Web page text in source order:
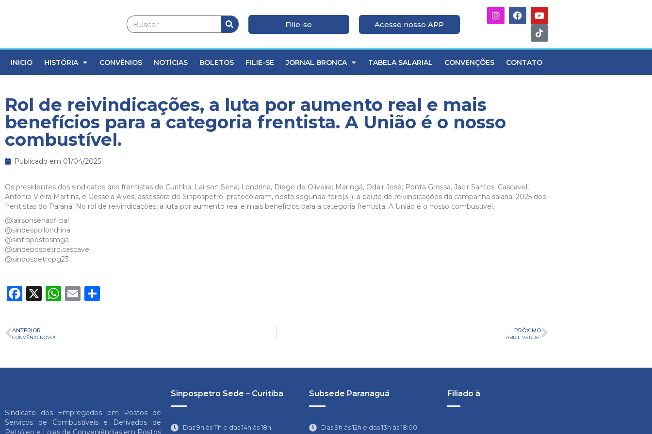
Filie-se Acesse nosso APP
INICIO HISTÓRIA CONVÊNIOS NOTÍCIAS BOLETOS FILIE-SE JORNAL BRONCA TABELA SALARIAL CONVENÇÕES CONTATO
Rol de reivindicações, a luta por aumento real e mais
benefícios para a categoria frentista. A União é o nosso
combustível.
Publicado em 01/04/2025
Os presidentes dos sindicatos dos frentistas de Curitiba, Lairson Sena; Londrina, Diego de Oliveira; Maringá, Odair José; Ponta Grossa, Jacir Santos; Cascavel,
Antonio Vieira Martins, e Gesseia Alves, assessora do Sinpospetro, protocolaram, nesta segunda-feira(31), a pauta de reivindicações da campanha salarial 2025 dos
frentistas do Paraná. No rol de reivindicações, a luta por aumento real e mais benefícios para a categoria frentista. A União é o nosso combustível.
@lairsonsenaoficial
@sindespollondrina
@sintrapostosmga
@sindepospetro.cascavel
@sinpospetropg23
Facebook
X WhatsApp
Email
ANTERIOR
CONVÊNIO NOVO!
PRÓXIMO
ABRIL VERDE!
Sindicato dos Empregados em Postos de
Serviços de Combustíveis e Derivados de
Petróleo e Lojas de Conveniências em Postos
Sinpospetro Sede – Curitiba
Das 9h às 11h e das 14h às 18h
Subsede Paranaguá
Das 9h às 12h e das 13h às 18:00
Filiado à